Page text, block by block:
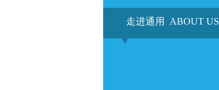
走进通用 ABOUT US